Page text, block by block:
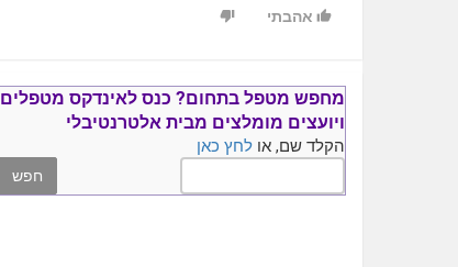
אהבתי
מחפש מטפל בתחום? כנס לאינדקס מטפלים
ויועצים מומלצים מבית אלטרנטיבלי
הקלד שם, או לחץ כאן